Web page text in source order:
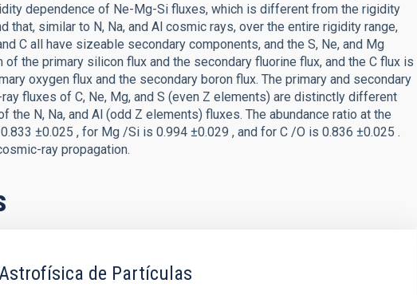
dependence of Ne-Mg-Si fluxes, which is different from the rigidity
that, similar to N, Na, and Al cosmic rays, over the entire rigidity range,
C all have sizeable secondary components, and the S, Ne, and Mg
the primary silicon flux and the secondary fluorine flux, and the C flux is
oxygen flux and the secondary boron flux. The primary and secondary
fluxes of C, Ne, Mg, and S (even Z elements) are distinctly different
N, Na, and Al (odd Z elements) fluxes. The abundance ratio at the
±0.025 , for Mg /Si is 0.994 ±0.029 , and for C /O is 0.836 ±0.025 .
ray propagation.
de Partículas